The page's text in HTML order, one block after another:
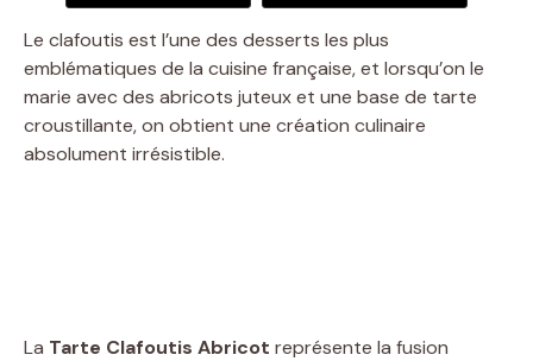
Le clafoutis est l’une des desserts les plus
emblématiques de la cuisine française, et lorsqu’on le
marie avec des abricots juteux et une base de tarte
croustillante, on obtient une création culinaire
absolument irrésistible.
La Tarte Clafoutis Abricot représente la fusion